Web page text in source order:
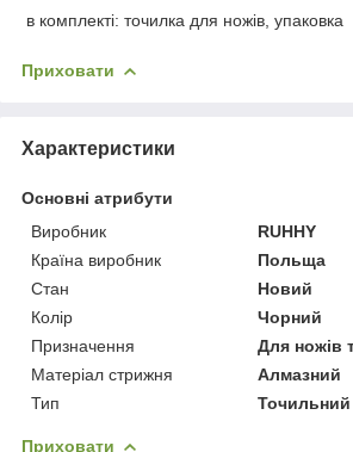
в комплекті: точилка для ножів, упаковка
Приховати
Характеристики
Основні атрибути
Виробник
RUHHY
Країна виробник
Польща
Стан
Новий
Колір
Чорний
Призначення
Для ножів
Матеріал стрижня
Алмазний
Тип
Точильний
Приховати